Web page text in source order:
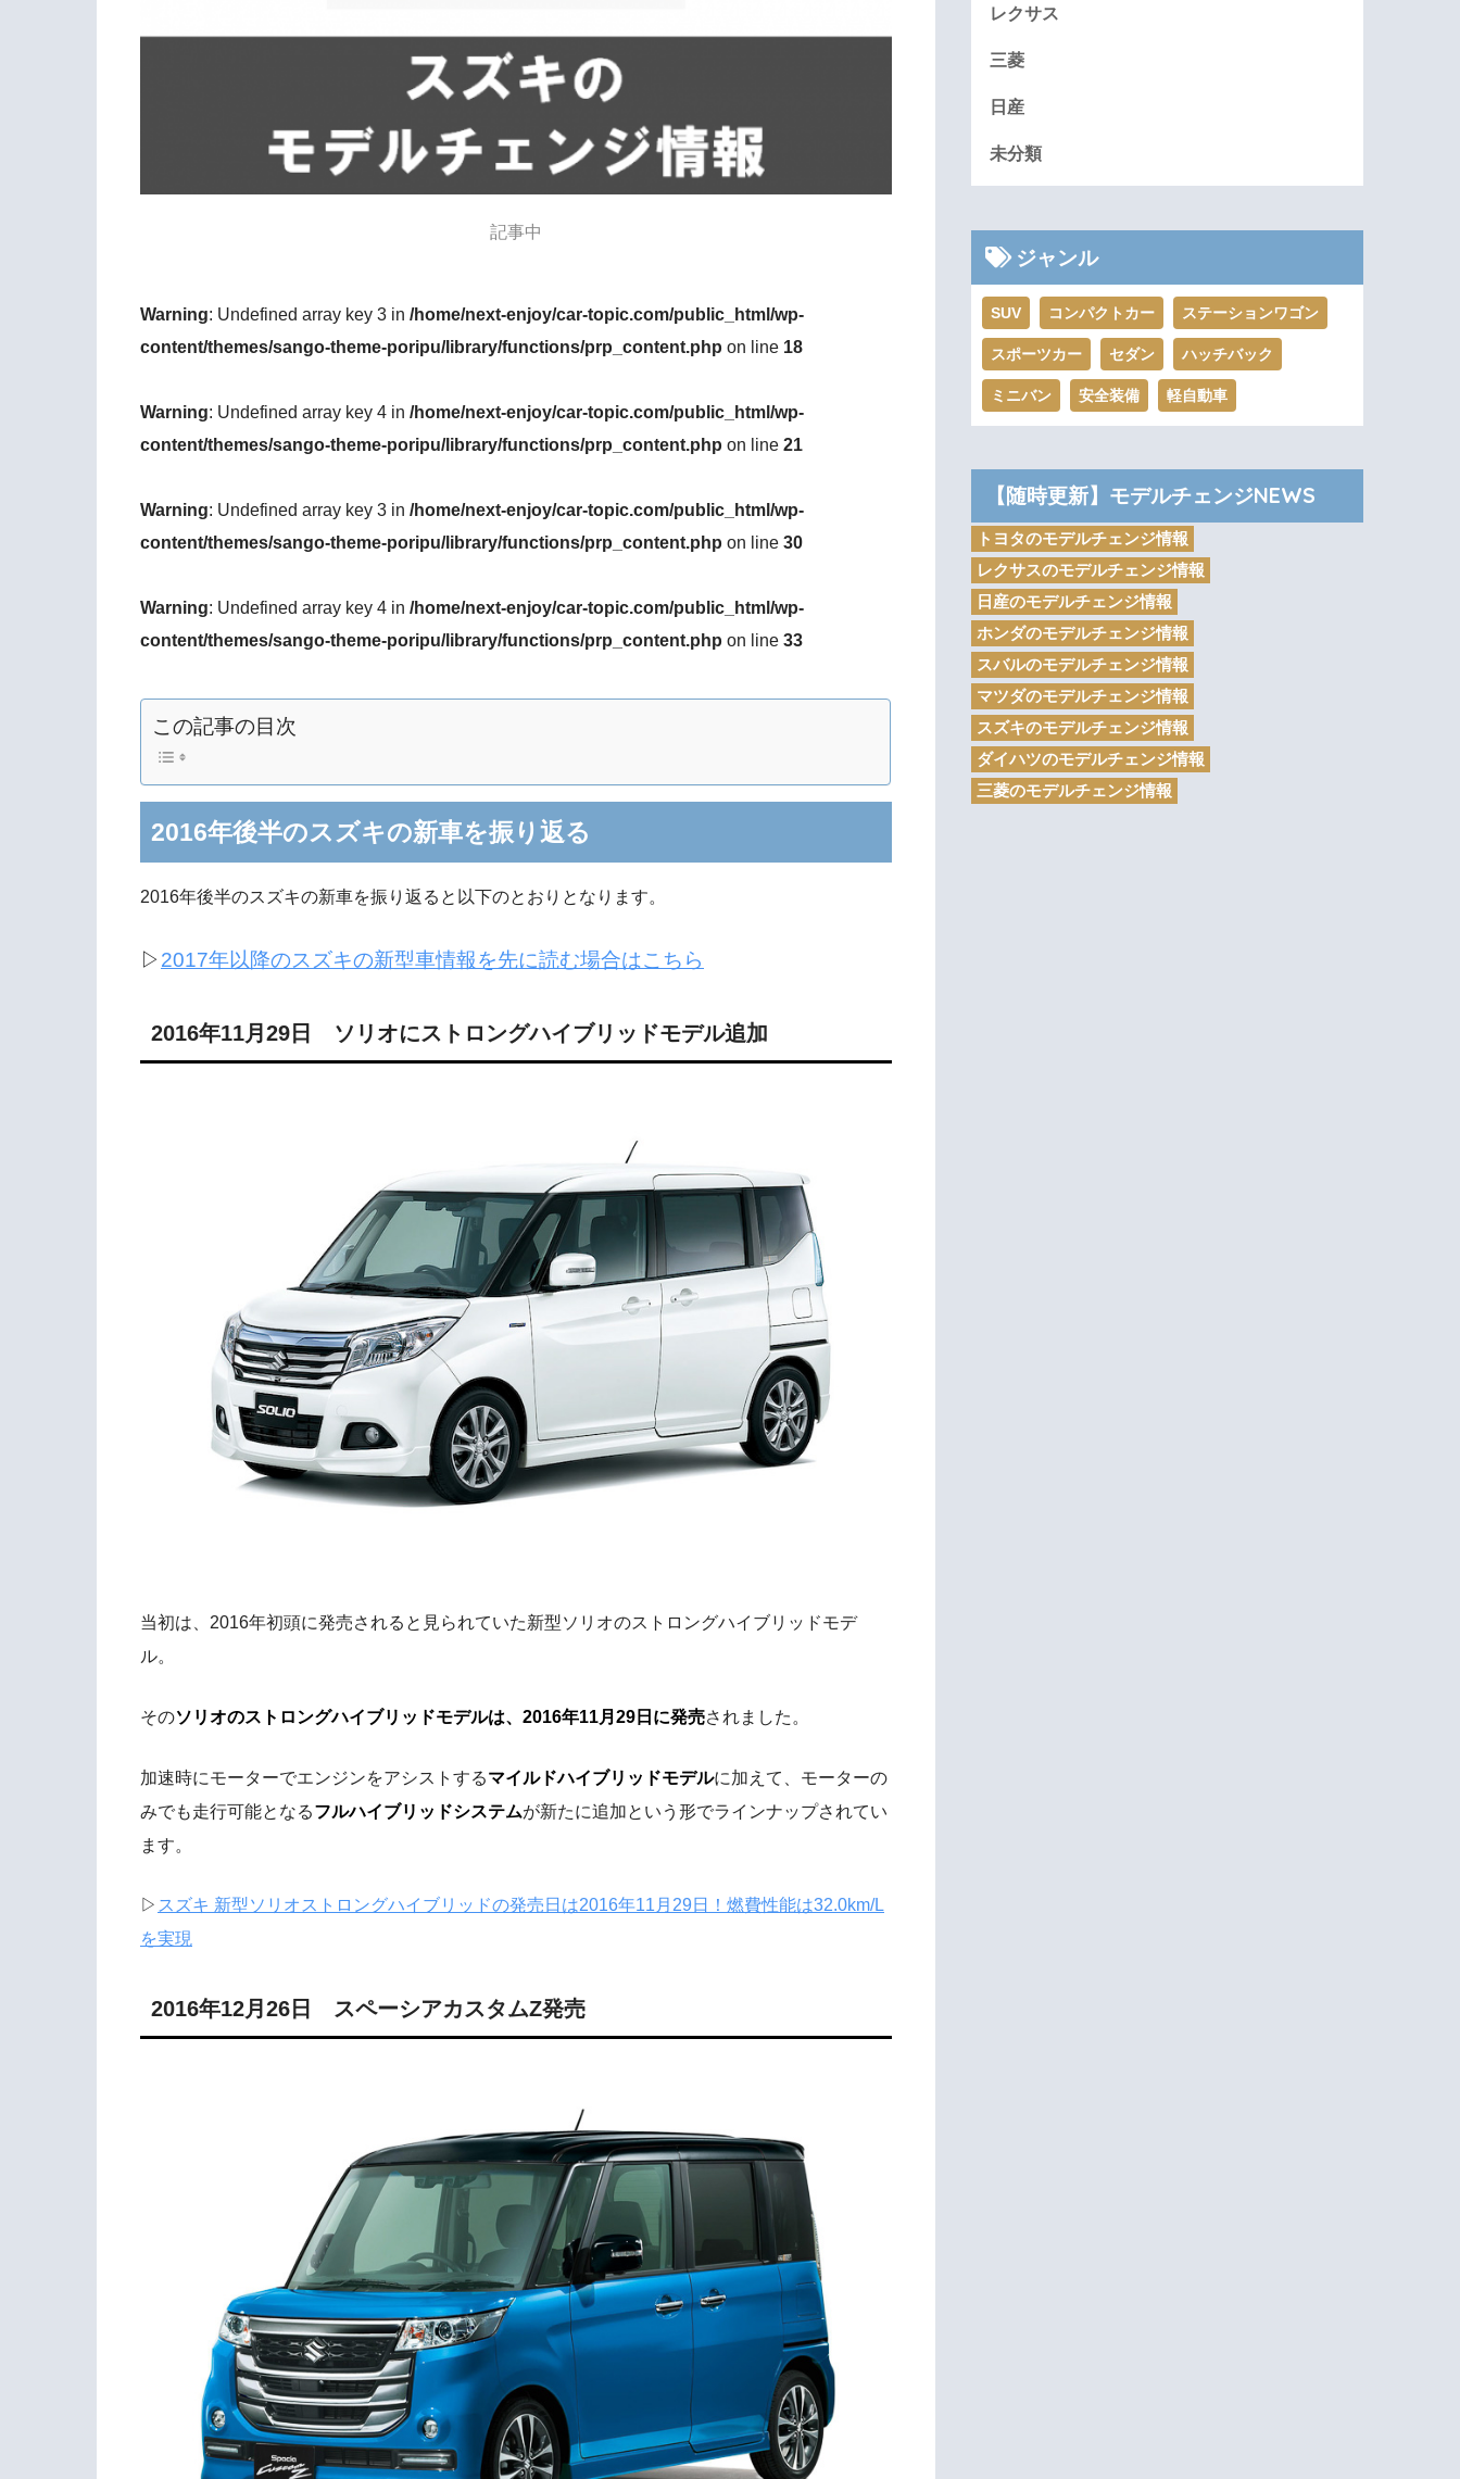
記事中
Warning: Undefined array key 3 in /home/next-enjoy/car-topic.com/public_html/wp-
content/themes/sango-theme-poripu/library/functions/prp_content.php on line 18
Warning: Undefined array key 4 in /home/next-enjoy/car-topic.com/public_html/wp-
content/themes/sango-theme-poripu/library/functions/prp_content.php on line 21
Warning: Undefined array key 3 in /home/next-enjoy/car-topic.com/public_html/wp-
content/themes/sango-theme-poripu/library/functions/prp_content.php on line 30
Warning: Undefined array key 4 in /home/next-enjoy/car-topic.com/public_html/wp-
content/themes/sango-theme-poripu/library/functions/prp_content.php on line 33
この記事の目次
2016年後半のスズキの新車を振り返る
2016年後半のスズキの新車を振り返ると以下のとおりとなります。
▷ 2017年以降のスズキの新型車情報を先に読む場合はこちら
2016年11月29日 ソリオにストロングハイブリッドモデル追加
当初は、2016年初頭に発売されると見られていた新型ソリオのストロングハイブリッドモデ
ル。
そのソリオのストロングハイブリッドモデルは、2016年11月29日に発売されました。
加速時にモーターでエンジンをアシストするマイルドハイブリッドモデルに加えて、モーターの
みでも走行可能となるフルハイブリッドシステムが新たに追加という形でラインナップされてい
ます。
▷ スズキ 新型ソリオストロングハイブリッドの発売日は2016年11月29日！燃費性能は32.0km/L
を実現
2016年12月26日 スペーシアカスタムZ発売
レクサス
三菱
日産
未分類
ジャンル
SUV コンパクトカー ステーションワゴン
スポーツカー セダン ハッチバック
ミニバン 安全装備 軽自動車
【随時更新】モデルチェンジNEWS
トヨタのモデルチェンジ情報
レクサスのモデルチェンジ情報
日産のモデルチェンジ情報
ホンダのモデルチェンジ情報
スバルのモデルチェンジ情報
マツダのモデルチェンジ情報
スズキのモデルチェンジ情報
ダイハツのモデルチェンジ情報
三菱のモデルチェンジ情報